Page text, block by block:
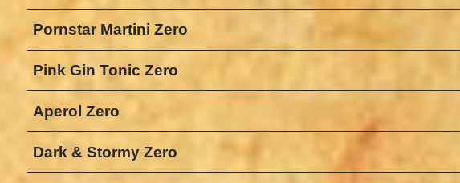
Pornstar Martini Zero
Pink Gin Tonic Zero
Aperol Zero
Dark & Stormy Zero